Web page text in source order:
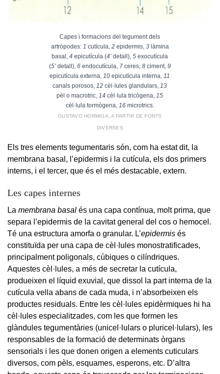
Capes i formacions del tegument dels
artròpodes: 1 cutícula, 2epidermis, 3làmina
basal,4 epicutícula (4’ detall),5 exocutícula
(5’detall), 6endocutícula, 7ceres, 8ciment, 9
epicutícula externa,10 epicutícula interna,11
canals porosos,12 cèl·lules glandulars,13
pèl o macrotric,14 cèl·lula tricògena,15
cèl·lula tormògena, 16microtrics.
GUSTAVO HORMIGA, A PARTIR DE FONTS
DIVERSES
Els tres elements tegumentaris són, com ha estat dit, la
membrana basal, l’epidermis i la cutícula, els dos primers
interns, i el tercer, que és el més destacable, extern.
Les capes internes
La membrana basal és una capa contínua, molt prima, que
separa l’epidermis de la cavitat general del cos o hemocel.
Té una estructura amorfa o granular. L’epidermis és
constituïda per una capa de cèl·lules monostratificades,
principalment poligonals, cúbiques o cilíndriques.
Aquestes cèl·lules, a més de secretar la cutícula,
produeixen el líquid exuvial, que dissol la part interna de la
cutícula vella abans de cada muda, i n’absorbeixen els
productes residuals. Entre les cèl·lules epidèrmiques hi ha
cèl·lules especialitzades, com les que formen les
glàndules tegumentàries (unicel·lulars o pluricel·lulars), les
responsables de la formació de determinats òrgans
sensorials i les que donen origen a elements cuticulars
diversos, com pèls, esquames, esperons, etc. D’altra